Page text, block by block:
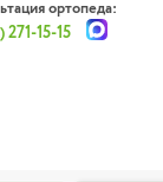
ортопеда:
271-15-15